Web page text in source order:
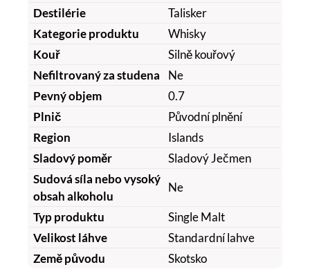
Destilérie
Talisker
Kategorie produktu
Whisky
Kouř
Silně kouřový
Nefiltrovaný za studena
Ne
Pevný objem
0.7
Plnič
Původní plnění
Region
Islands
Sladový poměr
Sladový Ječmen
Sudová síla nebo vysoký
obsah alkoholu
Ne
Typ produktu
Single Malt
Velikost láhve
Standardní lahve
Země původu
Skotsko